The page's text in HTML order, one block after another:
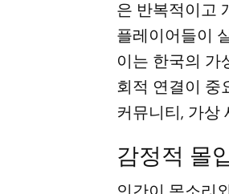
은 반복적이고
플레이어들이
이는 한국의 가
회적 연결이 중
커뮤니티, 가상
감정적 몰